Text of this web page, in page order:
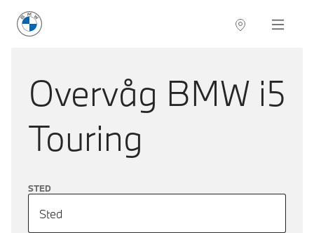
BMW Danmark Navigation
Overvåg BMW i5
Touring
STED
Sted